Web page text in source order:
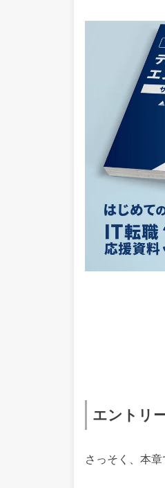
エントリ
さっそく、本